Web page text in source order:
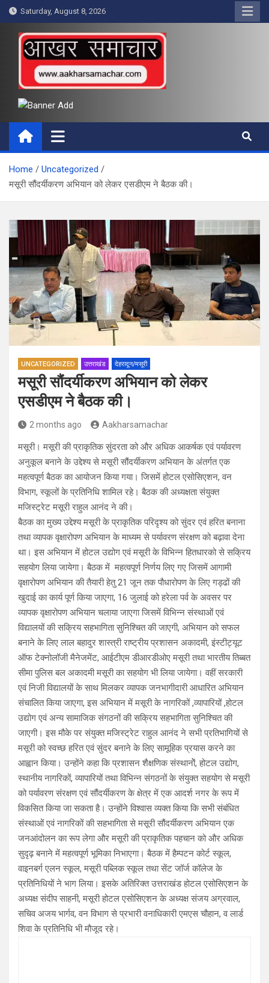
Skip
to
content
Saturday, August 8, 2026
आखर समाचार
Home
Uncategorized
मसूरी सौंदर्यीकरण अभियान को लेकर एसडीएम ने बैठक की।
UNCATEGORIZED उत्तराखंड देहरादून/मसूरी
मसूरी सौंदर्यीकरण अभियान को लेकर
एसडीएम ने बैठक की।
2 months ago Aakharsamachar
मसूरी। मसूरी की प्राकृतिक सुंदरता को और अधिक आकर्षक एवं पर्यावरण
अनुकूल बनाने के उद्देश्य से मसूरी सौंदर्यीकरण अभियान के अंतर्गत एक
महत्वपूर्ण बैठक का आयोजन किया गया। जिसमें होटल एसोसिएशन, वन
विभाग, स्कूलों के प्रतिनिधि शामिल रहे। बैठक की अध्यक्षता संयुक्त
मजिस्ट्रेट मसूरी राहुल आनंद ने की।
बैठक का मुख्य उद्देश्य मसूरी के प्राकृतिक परिदृश्य को सुंदर एवं हरित बनाना
तथा व्यापक वृक्षारोपण अभियान के माध्यम से पर्यावरण संरक्षण को बढ़ावा देना
था। इस अभियान में होटल उद्योग एवं मसूरी के विभिन्न हितधारको से सक्रिय
सहयोग लिया जायेगा। बैठक में महत्वपूर्ण निर्णय लिए गए जिसमें आगामी
वृक्षारोपण अभियान की तैयारी हेतु 21 जून तक पौधारोपण के लिए गड्ढों की
खुदाई का कार्य पूर्ण किया जाएगा, 16 जुलाई को हरेला पर्व के अवसर पर
व्यापक वृक्षारोपण अभियान चलाया जाएगा जिसमें विभिन्न संस्थाओं एवं
विद्यालयों की सक्रिय सहभागिता सुनिश्चित की जाएगी, अभियान को सफल
बनाने के लिए लाल बहादुर शास्त्री राष्ट्रीय प्रशासन अकादमी, इंस्टीट्यूट
ऑफ टेक्नोलॉजी मैनेजमेंट, आईटीएम डीआरडीओए मसूरी तथा भारतीय तिब्बत
सीमा पुलिस बल अकादमी मसूरी का सहयोग भी लिया जायेगा। वहीं सरकारी
एवं निजी विद्यालयों के साथ मिलकर व्यापक जनभागीदारी आधारित अभियान
संचालित किया जाएगा, इस अभियान में मसूरी के नागरिकों ,व्यापारियों ,होटल
उद्योग एवं अन्य सामाजिक संगठनों की सक्रिय सहभागिता सुनिश्चित की
जाएगी। इस मौके पर संयुक्त मजिस्ट्रेट राहुल आनंद ने सभी प्रतिभागियों से
मसूरी को स्वच्छ हरित एवं सुंदर बनाने के लिए सामूहिक प्रयास करने का
आह्वान किया। उन्होंने कहा कि प्रशासन शैक्षणिक संस्थानोें, होटल उद्योग,
स्थानीय नागरिकों, व्यापारियों तथा विभिन्न संगठनों के संयुक्त सहयोग से मसूरी
को पर्यावरण संरक्षण एवं सौंदर्यीकरण के क्षेत्र में एक आदर्श नगर के रूप में
विकसित किया जा सकता है। उन्होंने विश्वास व्यक्त किया कि सभी संबंधित
संस्थाओं एवं नागरिकों की सहभागिता से मसूरी सौंदर्यीकरण अभियान एक
जनआंदोलन का रूप लेगा और मसूरी की प्राकृतिक पहचान को और अधिक
सुदृढ़ बनाने में महत्वपूर्ण भूमिका निभाएगा। बैठक में हैम्पटन कोर्ट स्कूल,
वाइनबर्ग एलन स्कूल, मसूरी पब्लिक स्कूल तथा सेंट जॉर्ज कॉलेज के
प्रतिनिधियों ने भाग लिया। इसके अतिरिक्त उत्तराखंड होटल एसोसिएशन के
अध्यक्ष संदीप साहनी, मसूरी होटल एसोसिएशन के अध्यक्ष संजय अग्रवाल,
सचिव अजय भार्गव, वन विभाग से प्रभारी वनाधिकारी एमएस चौहान, व लार्ड
शिवा के प्रतिनिधि भी मौजूद रहे।